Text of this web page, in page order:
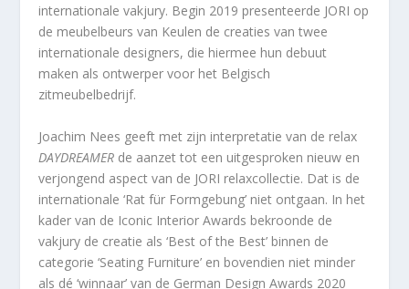
internationale vakjury. Begin 2019 presenteerde JORI op
de meubelbeurs van Keulen de creaties van twee
internationale designers, die hiermee hun debuut
maken als ontwerper voor het Belgisch
zitmeubelbedrijf.
Joachim Nees geeft met zijn interpretatie van de relax
DAYDREAMER de aanzet tot een uitgesproken nieuw en
verjongend aspect van de JORI relaxcollectie. Dat is de
internationale ‘Rat für Formgebung’ niet ontgaan. In het
kader van de Iconic Interior Awards bekroonde de
vakjury de creatie als ‘Best of the Best’ binnen de
categorie ‘Seating Furniture’ en bovendien niet minder
als dé ‘winnaar’ van de German Design Awards 2020